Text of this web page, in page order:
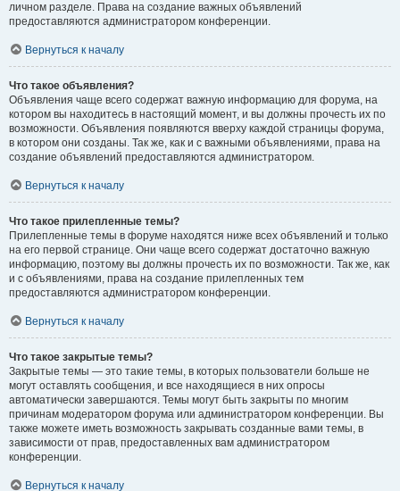
личном разделе. Права на создание важных объявлений
предоставляются администратором конференции.
Вернуться к началу
Что такое объявления?
Объявления чаще всего содержат важную информацию для форума, на
котором вы находитесь в настоящий момент, и вы должны прочесть их по
возможности. Объявления появляются вверху каждой страницы форума,
в котором они созданы. Так же, как и с важными объявлениями, права на
создание объявлений предоставляются администратором.
Вернуться к началу
Что такое прилепленные темы?
Прилепленные темы в форуме находятся ниже всех объявлений и только
на его первой странице. Они чаще всего содержат достаточно важную
информацию, поэтому вы должны прочесть их по возможности. Так же, как
и с объявлениями, права на создание прилепленных тем
предоставляются администратором конференции.
Вернуться к началу
Что такое закрытые темы?
Закрытые темы — это такие темы, в которых пользователи больше не
могут оставлять сообщения, и все находящиеся в них опросы
автоматически завершаются. Темы могут быть закрыты по многим
причинам модератором форума или администратором конференции. Вы
также можете иметь возможность закрывать созданные вами темы, в
зависимости от прав, предоставленных вам администратором
конференции.
Вернуться к началу